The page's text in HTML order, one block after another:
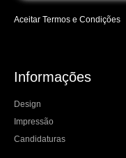
Aceitar Termos e Condições
Informações
Design
Impressão
Candidaturas